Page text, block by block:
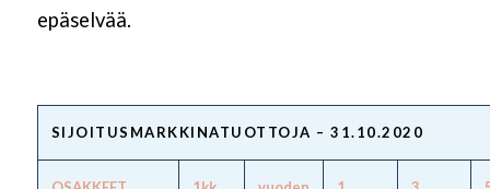
epäselvää.
SIJOITUSMARKKINATUOTTOJA – 31.10.2020